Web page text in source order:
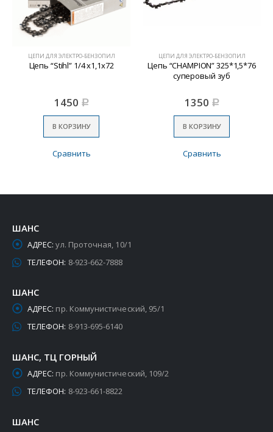
ЦЕПИ ДЛЯ ЭЛЕКТРО-БЕНЗОПИЛ
Цепь “Stihl” 1/4 х1,1х72
1450 Р
В КОРЗИНУ
Сравнить
ЦЕПИ ДЛЯ ЭЛЕКТРО-БЕНЗОПИЛ
Цепь “CHAMPION” 325*1,5*76
суперовый зуб
1350 Р
В КОРЗИНУ
Сравнить
ШАНС
АДРЕС: ул. Проточная, 10/1
ТЕЛЕФОН: 8-923-662-7888
ШАНС
АДРЕС: пр. Коммунистический, 95/1
ТЕЛЕФОН: 8-913-695-6140
ШАНС, ТЦ ГОРНЫЙ
АДРЕС: пр. Коммунистический, 109/2
ТЕЛЕФОН: 8-923-661-8822
ШАНС